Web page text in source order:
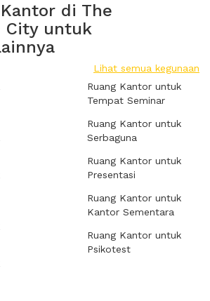
di The
City untuk
Lihat semua kegunaan
Ruang Kantor untuk
Tempat Seminar
Ruang Kantor untuk
Serbaguna
Ruang Kantor untuk
Presentasi
Ruang Kantor untuk
Kantor Sementara
Ruang Kantor untuk
Psikotest